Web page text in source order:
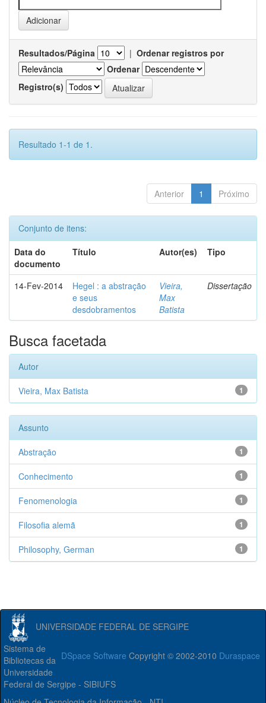
Resultados/Página | Ordenar registros por
Ordenar
Registro(s)
Resultado 1-1 de 1.
Anterior 1 Próximo
Conjunto de itens:
Data do
documento
Título Autor(es) Tipo
14-Fev-2014
Hegel : a abstração
e seus
desdobramentos
Vieira,
Max
Batista
Dissertação
Busca facetada
Autor
1
Vieira, Max Batista
Assunto
1
Abstração
1
Conhecimento
1
Fenomenologia
1
Filosofia alemã
1
Philosophy, German
UNIVERSIDADE FEDERAL DE SERGIPE
DSpace Software Copyright © 2002-2010 Duraspace
Sistema de
Bibliotecas da
Universidade
Federal de Sergipe - SIBIUFS